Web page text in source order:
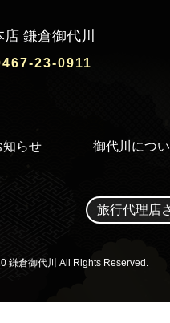
店 鎌倉御代川
23-0911
知らせ 御代川につ
旅行代理店
鎌倉御代川 All Rights Reserved.